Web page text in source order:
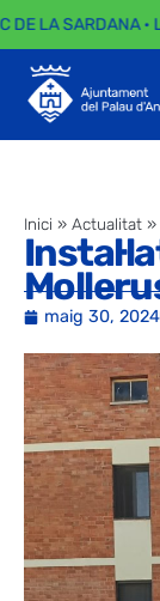
DE LA SARDANA ·
Inici » Actualitat »
maig 30, 2024